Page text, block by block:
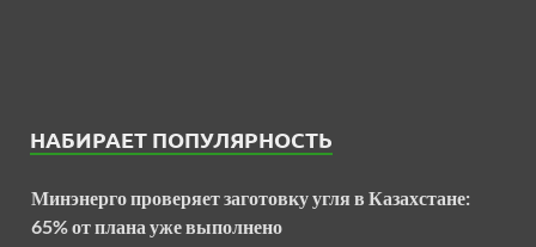
НАБИРАЕТ ПОПУЛЯРНОСТЬ
Минэнерго проверяет заготовку угля в Казахстане:
65% от плана уже выполнено